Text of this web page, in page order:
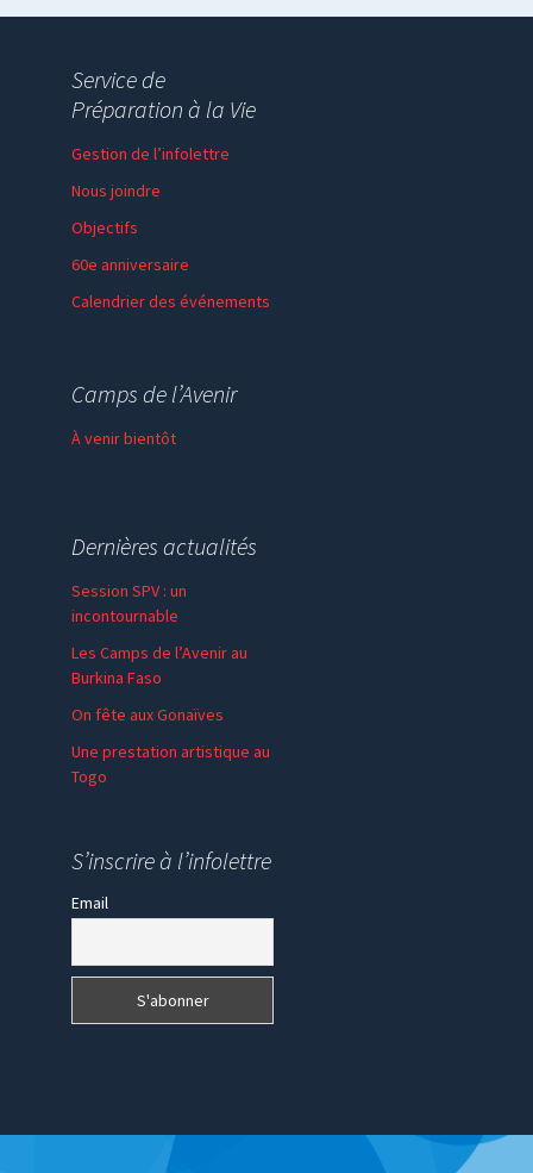
Service de
Préparation à la Vie
Gestion de l’infolettre
Nous joindre
Objectifs
60e anniversaire
Calendrier des événements
Faire un don
Camps de l’Avenir
À venir bientôt
Dernières actualités
Session SPV : un
incontournable
Les Camps de l’Avenir au
Burkina Faso
On fête aux Gonaïves
Une prestation artistique au
Togo
S’inscrire à l’infolettre
Email